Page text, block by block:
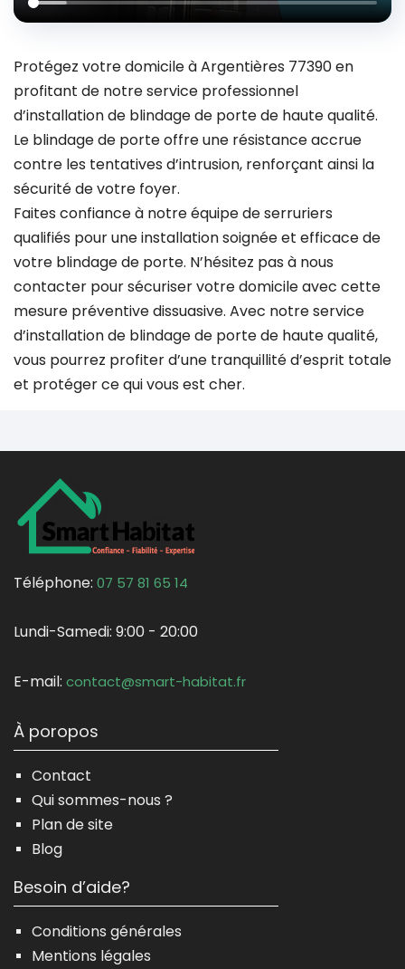
Protégez votre domicile à Argentières 77390 en
profitant de notre service professionnel
d’installation de blindage de porte de haute qualité.
Le blindage de porte offre une résistance accrue
contre les tentatives d’intrusion, renforçant ainsi la
sécurité de votre foyer.
Faites confiance à notre équipe de serruriers
qualifiés pour une installation soignée et efficace de
votre blindage de porte. N’hésitez pas à nous
contacter pour sécuriser votre domicile avec cette
mesure préventive dissuasive. Avec notre service
d’installation de blindage de porte de haute qualité,
vous pourrez profiter d’une tranquillité d’esprit totale
et protéger ce qui vous est cher.
Téléphone: 07 57 81 65 14
Lundi-Samedi: 9:00 - 20:00
E-mail: contact@smart-habitat.fr
À poropos
Contact
Qui sommes-nous ?
Plan de site
Blog
Besoin d’aide?
Conditions générales
Mentions légales